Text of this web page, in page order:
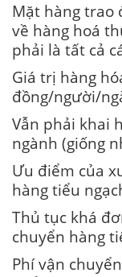
Mặt hàng trao
về hàng hoá
phải là tất cả
Giá trị hàng
đồng/người/
Vẫn phải khai
ngành (giống
Ưu điểm của
hàng tiểu
Thủ tục khá
chuyển hàng
Phí vận